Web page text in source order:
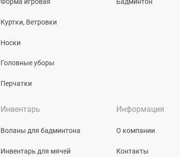
Куртки, Ветровки
Носки
Головные уборы
Перчатки
Инвентарь
Воланы для бадминтона
Инвентарь для мячей
Информация
О компании
Контакты